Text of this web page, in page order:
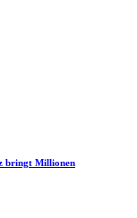
bringt Millionen